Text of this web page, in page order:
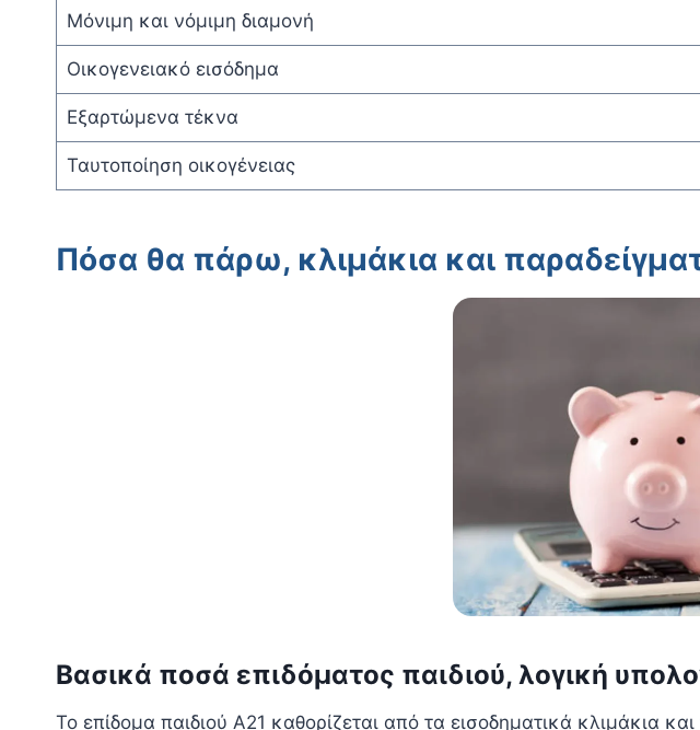
Μόνιμη και νόμιμη διαμονή
Οικογενειακό εισόδημα
Εξαρτώμενα τέκνα
Ταυτοποίηση οικογένειας
Πόσα θα πάρω, κλιμάκια και
Βασικά ποσά επιδόματος παιδιού, λογική
Το επίδομα παιδιού Α21 καθορίζεται από τα εισοδηματικά κλιμάκια